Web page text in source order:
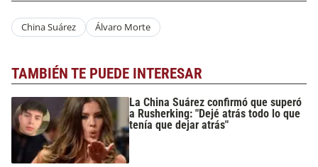
China Suárez Álvaro Morte
TAMBIÉN TE PUEDE INTERESAR
La China Suárez confirmó que superó
a Rusherking: "Dejé atrás todo lo que
tenía que dejar atrás"